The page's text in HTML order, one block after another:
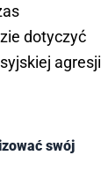
dotyczyć
swój